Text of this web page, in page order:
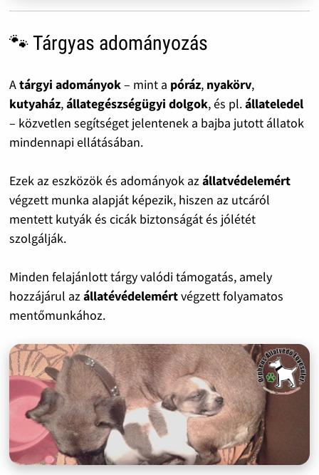
🐾 Tárgyas adományozás
Atárgyi adományok– mint a póráz, nyakörv,
kutyaház,állategészségügyi dolgok, és pl.állateledel
– közvetlen segítséget jelentenek a bajba jutott állatok
mindennapi ellátásában.
Ezek az eszközök és adományok az állatvédelemért
végzett munka alapját képezik, hiszen az utcáról
mentett kutyák és cicák biztonságát és jólétét
szolgálják.
Minden felajánlott tárgy valódi támogatás, amely
hozzájárul az állatévédelemértvégzett folyamatos
mentőmunkához.